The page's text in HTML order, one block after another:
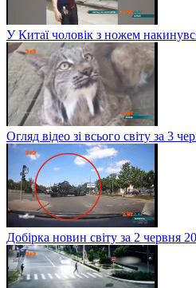
У Китаї чоловік з ножем
Огляд відео зі всього світу за 3
Добірка новин світу за 2 червня